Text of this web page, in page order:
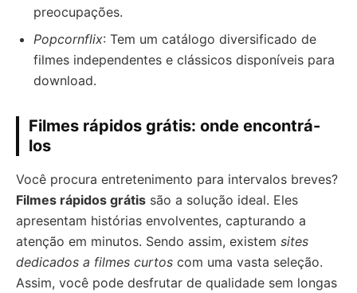
preocupações.
Popcornflix: Tem um catálogo diversificado de
filmes independentes e clássicos disponíveis para
download.
Filmes rápidos grátis: onde encontrá-
los
Você procura entretenimento para intervalos breves?
Filmes rápidos grátis são a solução ideal. Eles
apresentam histórias envolventes, capturando a
atenção em minutos. Sendo assim, existem sites
dedicados a filmes curtos com uma vasta seleção.
Assim, você pode desfrutar de qualidade sem longas